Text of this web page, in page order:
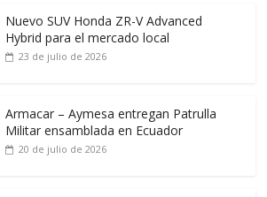
Nuevo SUV Honda ZR-V Advanced
Hybrid para el mercado local
23 de julio de 2026
Armacar – Aymesa entregan Patrulla
Militar ensamblada en Ecuador
20 de julio de 2026